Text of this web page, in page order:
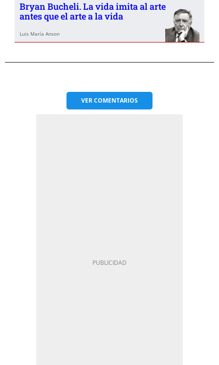
Bryan Bucheli. La vida imita al arte
antes que el arte a la vida
Luis María Anson
VERCOMENTARIOS